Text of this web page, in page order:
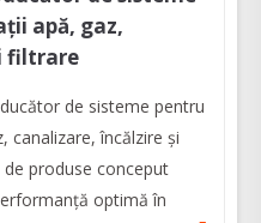
apă, gaz,
filtrare
de sisteme pentru
canalizare, încălzire și
produse conceput
optimă în